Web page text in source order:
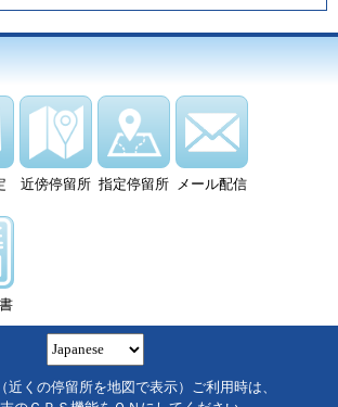
近傍停留所 指定停留所 メール配信
近くの停留所を地図で表示）ご利用時は、